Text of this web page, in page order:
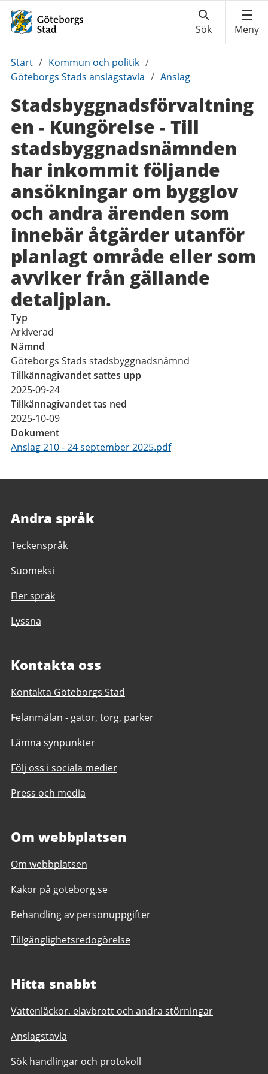
Du
är
Start / Kommun och politik /
Göteborgs Stads anslagstavla / Anslag
Stadsbyggnadsförvaltning
en - Kungörelse - Till
stadsbyggnadsnämnden
har inkommit följande
ansökningar om bygglov
och andra ärenden som
innebär åtgärder utanför
planlagt område eller som
avviker från gällande
detaljplan.
Typ
Arkiverad
Nämnd
Göteborgs Stads stadsbyggnadsnämnd
Tillkännagivandet sattes upp
2025-09-24
Tillkännagivandet tas ned
2025-10-09
Dokument
Anslag 210 - 24 september 2025.pdf
Andra språk
Teckenspråk
Suomeksi
Fler språk
Lyssna
Kontakta oss
Kontakta Göteborgs Stad
Felanmälan - gator, torg, parker
Lämna synpunkter
Följ oss i sociala medier
Press och media
Om webbplatsen
Om webbplatsen
Kakor på goteborg.se
Behandling av personuppgifter
Tillgänglighetsredogörelse
Hitta snabbt
Vattenläckor, elavbrott och andra störningar
Anslagstavla
Sök handlingar och protokoll